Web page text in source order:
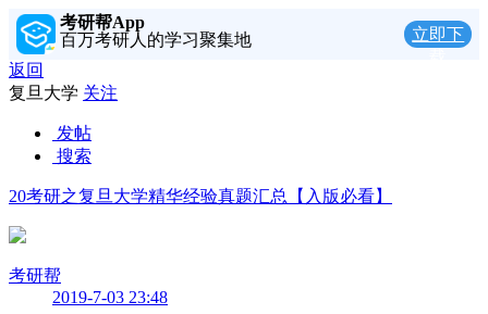
考研帮App
百万考研人的学习聚集地
立即下
返回
复旦大学 关注
发帖
搜索
20考研之复旦大学精华经验真题汇总【入版必看】
考研帮
2019-7-03 23:48